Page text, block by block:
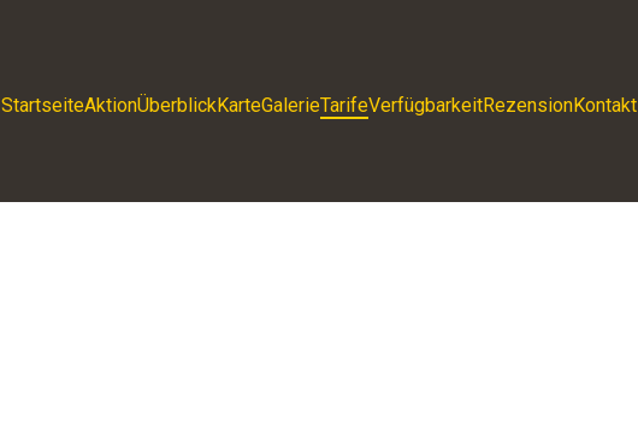
StartseiteAktionÜberblickKarteGalerieTarifeVerfügbarkeitRezensionKontakt